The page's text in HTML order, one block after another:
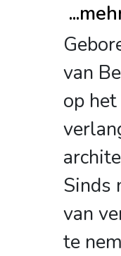
...
van
op
Sinds
van
te